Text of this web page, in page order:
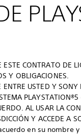
CONTRATO DE
Y OBLIGACIONES.
ENTRE USTED Y
AL USAR LA
Y ACCEDE A
en su nombre